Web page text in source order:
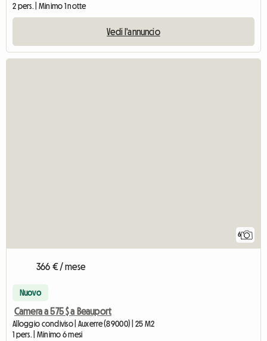
2 pers. | Minimo 1 notte
Vedi l'annuncio
6
366 € / mese
Nuovo
Camera a 575 $ a Beauport
Alloggio condiviso | Auxerre (89000) | 25 M2
1 pers. | Minimo 6 mesi